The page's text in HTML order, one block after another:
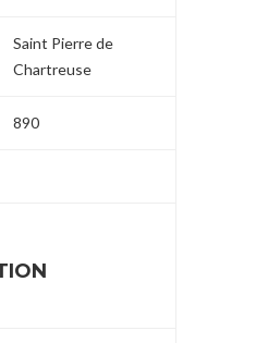
Saint Pierre de
Chartreuse
890